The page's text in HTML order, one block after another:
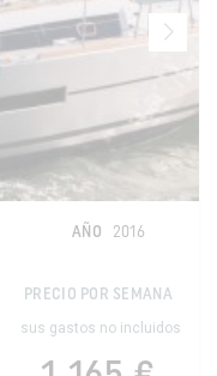
AÑO 2016
PRECIO POR SEMANA
sus gastos no incluidos